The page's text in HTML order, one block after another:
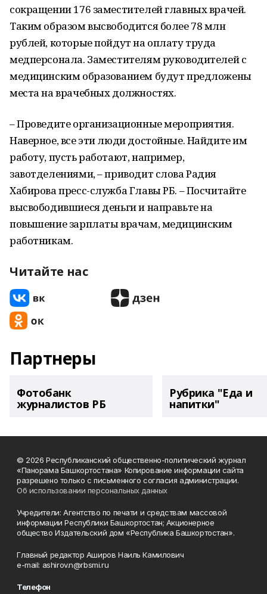
сокращении 176 заместителей главных врачей.
Таким образом высвободится более 78 млн
рублей, которые пойдут на оплату труда
медперсонала. Заместителям руководителей с
медицинским образованием будут предложены
места на врачебных должностях.
– Проведите организационные мероприятия.
Наверное, все эти люди достойные. Найдите им
работу, пусть работают, например,
завотделениями, – приводит слова Радия
Хабирова пресс-служба Главы РБ. – Посчитайте
высвободившиеся деньги и направьте на
повышение зарплаты врачам, медицинским
работникам.
Читайте нас
Партнеры
Фотобанк
журналистов РБ
Рубрика "Еда и
напитки"
© 2026 Республиканский общественно-политический журнал
«Панорама Башкортостана» Копирование информации сайта
разрешено только с письменного согласия администрации.
Об использовании персональных данных
Учредители: Агентство по печати и средствам массовой
информации Республики Башкортостан; Акционерное
общество Издательский дом «Республика Башкортостан».
Главный редактор Аширов Наиль Камилович
e-mail: ashirov.n@rbsmi.ru
Телефон